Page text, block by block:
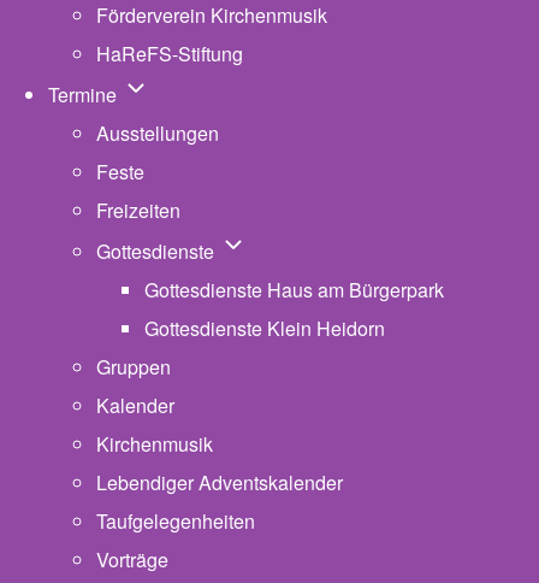
Förderverein Kirchenmusik
HaReFS-Stiftung
Termine Unternavigation von Termine
Ausstellungen
Feste
Freizeiten
Gottesdienste Unternavigation von Gottesdienste
Gottesdienste Haus am Bürgerpark
Gottesdienste Klein Heidorn
Gruppen
Kalender
Kirchenmusik
Lebendiger Adventskalender
Taufgelegenheiten
Vorträge